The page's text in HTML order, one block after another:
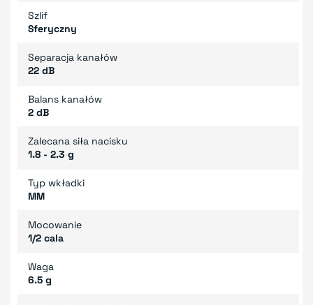
Szlif
Sferyczny
Separacja kanałów
22 dB
Balans kanałów
2 dB
Zalecana siła nacisku
1.8 - 2.3 g
Typ wkładki
MM
Mocowanie
1/2 cala
Waga
6.5 g